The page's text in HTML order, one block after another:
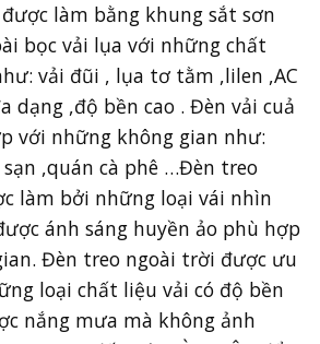
làm bằng khung sắt sơn
bọc vải lụa với những chất
vải đũi , lụa tơ tằm ,lilen ,AC
dạng ,độ bền cao . Đèn vải cuả
với những không gian như:
,quán cà phê …Đèn treo
làm bởi những loại vái nhìn
ánh sáng huyền ảo phù hợp
Đèn treo ngoài trời được ưu
loại chất liệu vải có độ bền
nắng mưa mà không ảnh